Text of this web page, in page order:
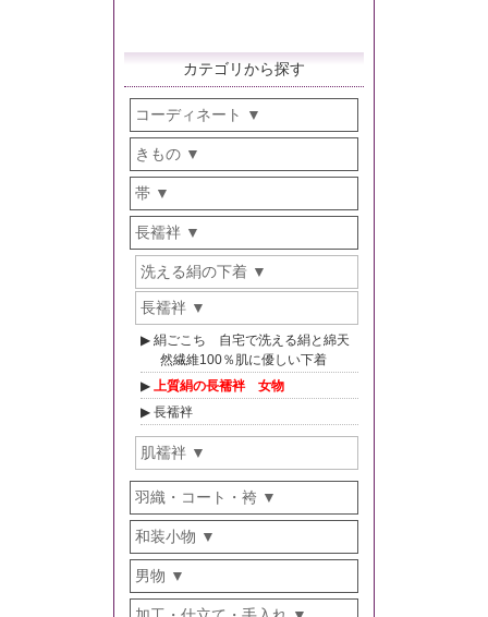
カテゴリから探す
コーディネート
きもの
帯
長襦袢
洗える絹の下着
長襦袢
絹ごこち 自宅で洗える絹と綿天
然繊維100％肌に優しい下着
上質絹の長襦袢 女物
長襦袢
肌襦袢
羽織・コート・袴
和装小物
男物